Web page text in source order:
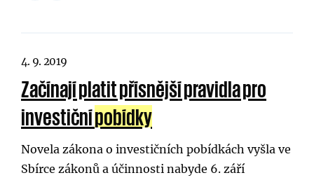
4. 9. 2019
Začínají platit přísnější pravidla pro
investičnípobídky
Novela zákona o investičních pobídkách vyšla ve
Sbírce zákonů a účinnosti nabyde 6. září